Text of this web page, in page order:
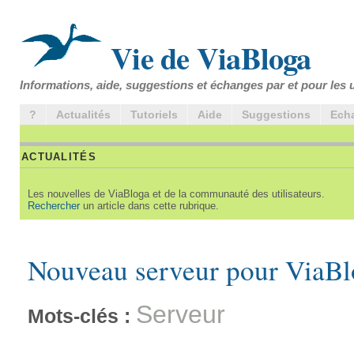
Vie de ViaBloga
Informations, aide, suggestions et échanges par et pour les
? Actualités Tutoriels Aide Suggestions
ACTUALITÉS
Les nouvelles de ViaBloga et de la communauté des utilisateurs.
Rechercher un article dans cette rubrique.
Nouveau serveur pour
Mots-clés : Serveur